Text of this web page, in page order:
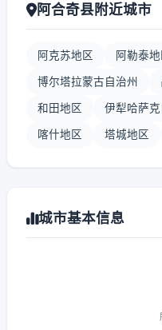
阿合奇县附近城市
阿克苏地区 阿勒泰
博尔塔拉蒙古自治州
和田地区 伊犁哈萨克
喀什地区 塔城地区
城市基本信息